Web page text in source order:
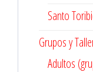
Santo
Grupos y
Adultos